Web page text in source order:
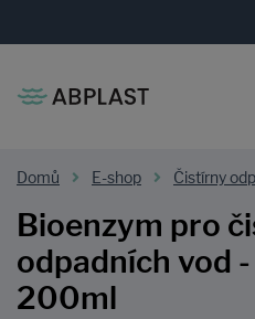
Domů E-shop Čistírny
Bioenzym pro
odpadních vod
200ml